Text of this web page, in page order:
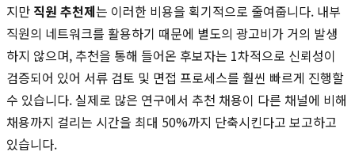
지만 직원 추천제는 이러한 비용을 획기적으로 줄여줍니다. 내부
직원의 네트워크를 활용하기 때문에 별도의 광고비가 거의 발생
하지 않으며, 추천을 통해 들어온 후보자는 1차적으로 신뢰성이
검증되어 있어 서류 검토 및 면접 프로세스를 훨씬 빠르게 진행할
수 있습니다. 실제로 많은 연구에서 추천 채용이 다른 채널에 비해
채용까지 걸리는 시간을 최대 50%까지 단축시킨다고 보고하고
있습니다.